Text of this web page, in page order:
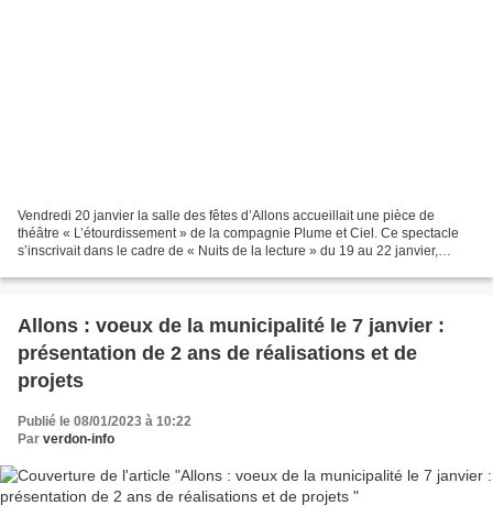
Vendredi 20 janvier la salle des fêtes d’Allons accueillait une pièce de
théâtre « L’étourdissement » de la compagnie Plume et Ciel. Ce spectacle
s’inscrivait dans le cadre de « Nuits de la lecture » du 19 au 22 janvier,
Allons : voeux de la municipalité le 7 janvier :
présentation de 2 ans de réalisations et de
projets
Publié le 08/01/2023 à 10:22
Par verdon-info